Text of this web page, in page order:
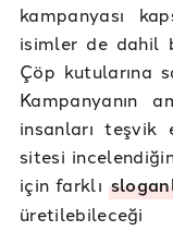
kampanyası
isimler de dahil
Çöp kutularına
Kampanyanın
insanları teşvik
sitesi
için farklı